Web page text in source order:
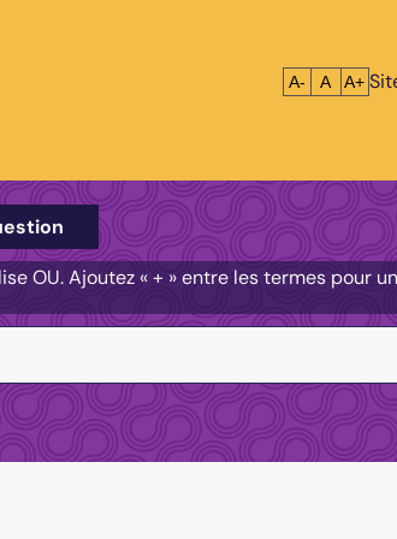
Réduire le
A- A A+
OU. Ajoutez « + » entre les termes pour